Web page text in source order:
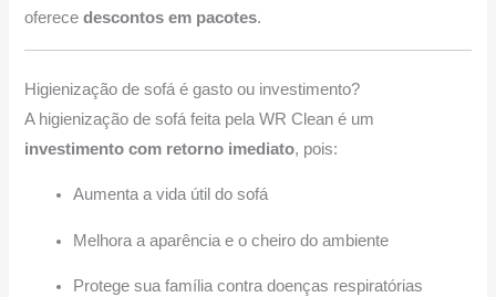
oferecedescontos em pacotes.
Higienização de sofá é gasto ou investimento?
A higienização de sofá feita pela WR Clean é um
investimento com retorno imediato, pois:
Aumenta a vida útil do sofá
Melhora a aparência e o cheiro do ambiente
Protege sua família contra doenças respiratórias